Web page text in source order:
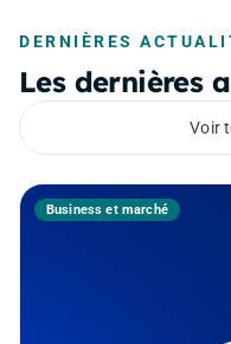
DERNIÈRES
Les dernières
Voir
Business et marché